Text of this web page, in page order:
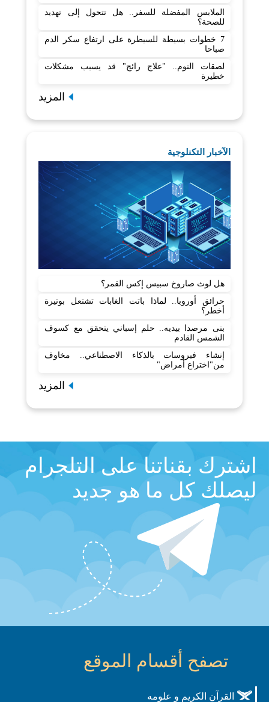
الملابس المفضلة للسفر.. هل تتحول إلى تهديد
للصحة؟
7 خطوات بسيطة للسيطرة على ارتفاع سكر الدم
صباحا
لصقات النوم.. "علاج رائج" قد يسبب مشكلات
خطيرة
المزيد
الآخبار التكنلوجية
هل لوث صاروخ سبيس إكس القمر؟
حرائق أوروبا.. لماذا باتت الغابات تشتعل بوتيرة
أخطر؟
بنى مرصدا بيديه.. حلم إسباني يتحقق مع كسوف
الشمس القادم
إنشاء فيروسات بالذكاء الاصطناعي.. مخاوف
من"اختراع أمراض"
المزيد
اشترك بقناتنا على التلجرام
ليصلك كل ما هو جديد
تصفح أقسام الموقع
القرآن الكريم و علومه